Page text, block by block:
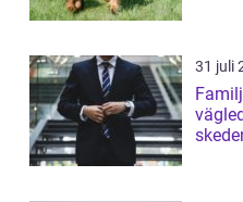
31 juli